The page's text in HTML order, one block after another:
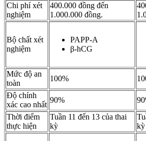
Chi phí xét
nghiệm
400.000 đồng đến
1.000.000 đồng.
Bộ chất xét
nghiệm
PAPP-A
β-hCG
Mức độ an
toàn
100%
Độ chính
xác cao nhất
90%
Thời điểm
thực hiện
Tuần 11 đến 13 của thai
kỳ
kỳ